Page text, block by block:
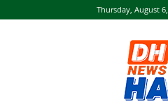
Thursday, August